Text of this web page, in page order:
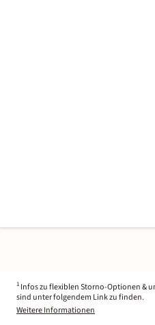
1 Infos zu flexiblen Storno-Optionen &
sind unter folgendem Link zu finden.
Weitere Informationen